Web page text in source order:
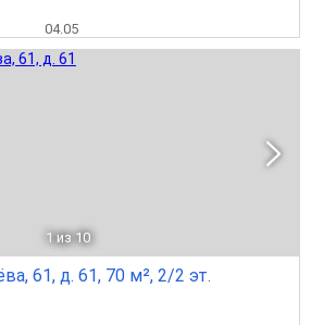
04.05
1 из 10
61, д. 61, 70 м², 2/2 эт.